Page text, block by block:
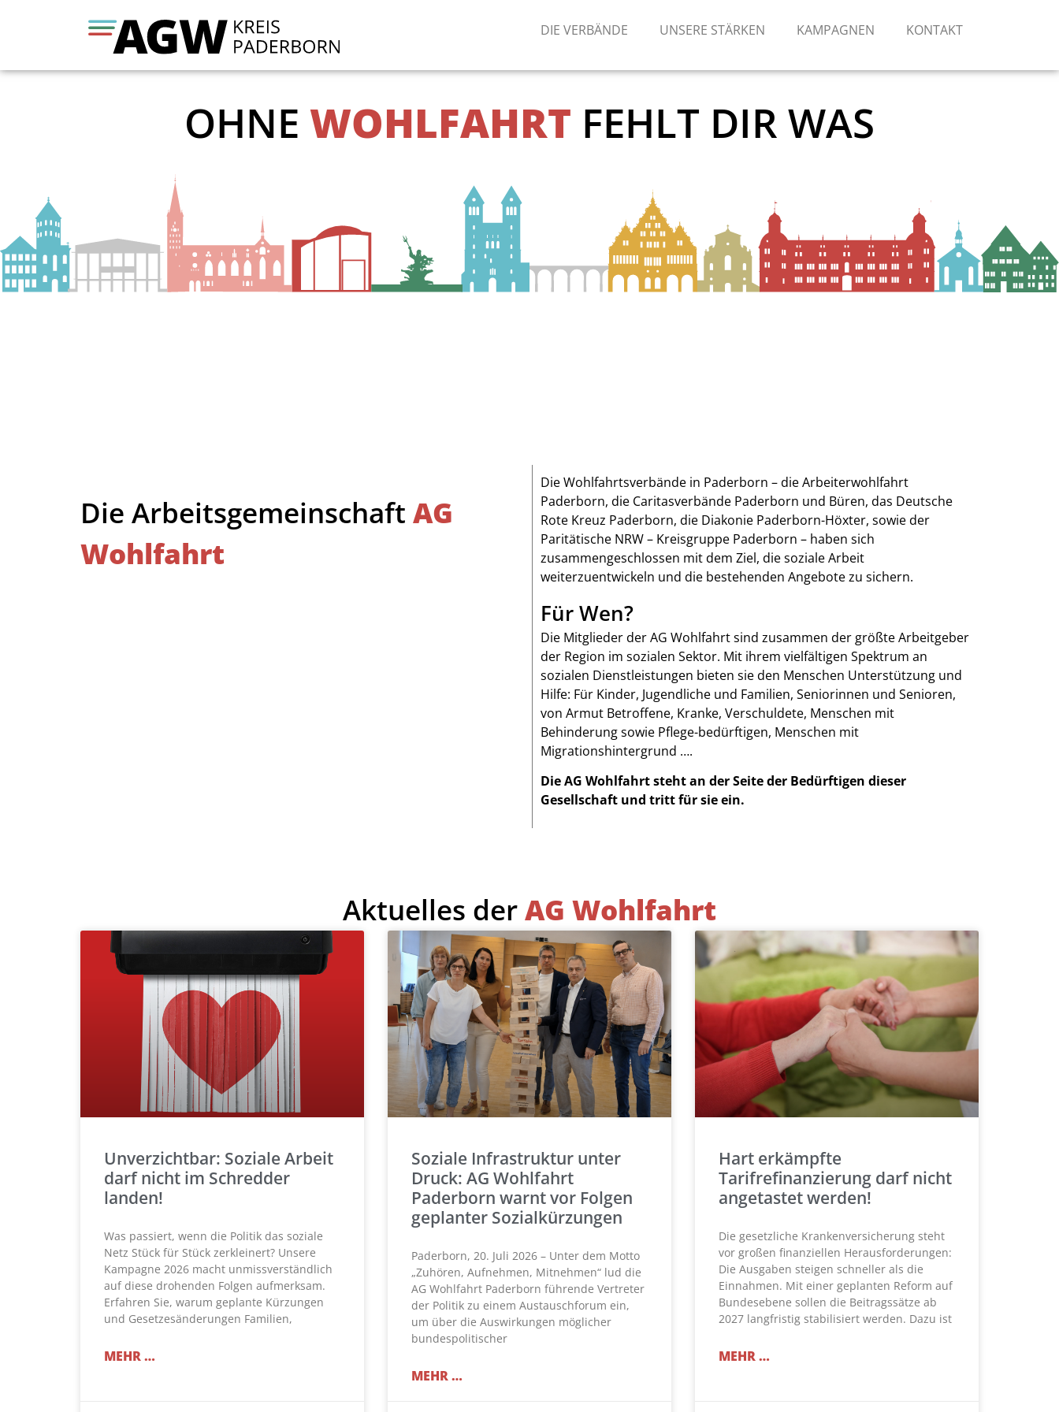
DIE VERBÄNDE UNSERE STÄRKEN KAMPAGNEN KONTAKT
OHNE WOHLFAHRT FEHLT DIR WAS
Die Arbeitsgemeinschaft AG
Wohlfahrt
Die Wohlfahrtsverbände in Paderborn – die Arbeiterwohlfahrt
Paderborn, die Caritasverbände Paderborn und Büren, das Deutsche
Rote Kreuz Paderborn, die Diakonie Paderborn-Höxter, sowie der
Paritätische NRW – Kreisgruppe Paderborn – haben sich
zusammengeschlossen mit dem Ziel, die soziale Arbeit
weiterzuentwickeln und die bestehenden Angebote zu sichern.
Für Wen?
Die Mitglieder der AG Wohlfahrt sind zusammen der größte Arbeitgeber
der Region im sozialen Sektor. Mit ihrem vielfältigen Spektrum an
sozialen Dienstleistungen bieten sie den Menschen Unterstützung und
Hilfe: Für Kinder, Jugendliche und Familien, Seniorinnen und Senioren,
von Armut Betroffene, Kranke, Verschuldete, Menschen mit
Behinderung sowie Pflege-bedürftigen, Menschen mit
Migrationshintergrund ….
Die AG Wohlfahrt steht an der Seite der Bedürftigen dieser
Gesellschaft und tritt für sie ein.
Aktuelles derAG Wohlfahrt
Unverzichtbar: Soziale Arbeit
darf nicht im Schredder
landen!
Was passiert, wenn die Politik das soziale
Netz Stück für Stück zerkleinert? Unsere
Kampagne 2026 macht unmissverständlich
auf diese drohenden Folgen aufmerksam.
Erfahren Sie, warum geplante Kürzungen
und Gesetzesänderungen Familien,
MEHR …
Soziale Infrastruktur unter
Druck: AG Wohlfahrt
Paderborn warnt vor Folgen
geplanter Sozialkürzungen
Paderborn, 20. Juli 2026 – Unter dem Motto
„Zuhören, Aufnehmen, Mitnehmen“ lud die
AG Wohlfahrt Paderborn führende Vertreter
der Politik zu einem Austauschforum ein,
um über die Auswirkungen möglicher
bundespolitischer
MEHR …
Hart erkämpfte
Tarifrefinanzierung darf nicht
angetastet werden!
Die gesetzliche Krankenversicherung steht
vor großen finanziellen Herausforderungen:
Die Ausgaben steigen schneller als die
Einnahmen. Mit einer geplanten Reform auf
Bundesebene sollen die Beitragssätze ab
2027 langfristig stabilisiert werden. Dazu ist
MEHR …